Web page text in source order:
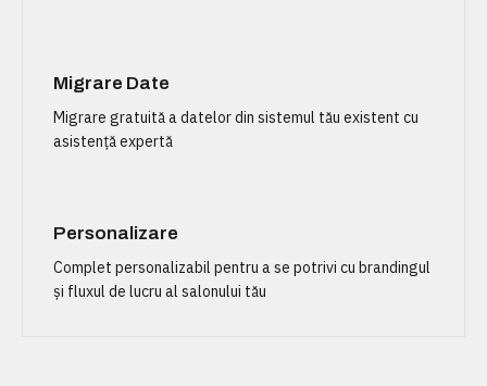
Migrare Date
Migrare gratuită a datelor din sistemul tău existent cu
asistență expertă
Personalizare
Complet personalizabil pentru a se potrivi cu brandingul
și fluxul de lucru al salonului tău